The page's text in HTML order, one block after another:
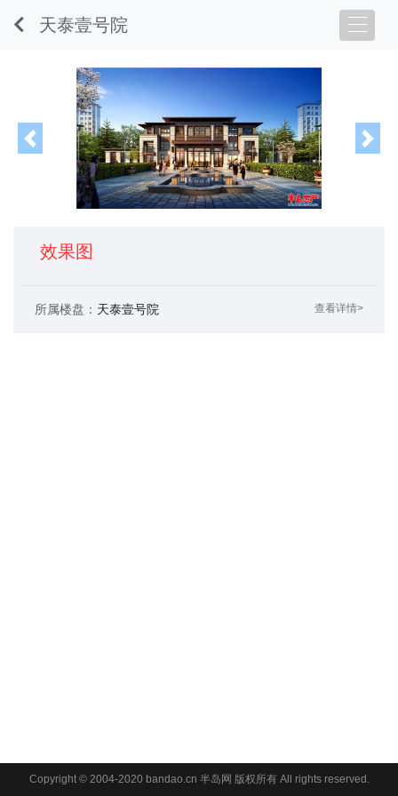
天泰壹号院
Previous
效果图
所属楼盘： 天泰壹号院 查看详情>
Copyright © 2004-2020 bandao.cn 半岛网 版权所有 All rights reserved.